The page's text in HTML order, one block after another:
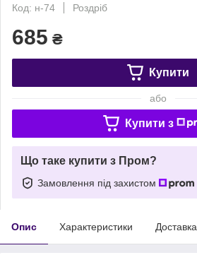
Код: н-74
Роздріб
685 ₴
Купити
або
Купити з
Що таке купити з Пром?
Замовлення під захистом
Опис Характеристики Доставка